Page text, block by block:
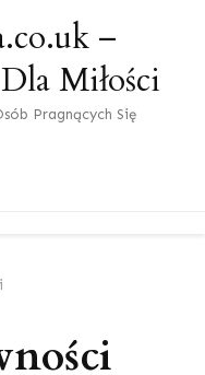
–
Miłości
Pragnących Się